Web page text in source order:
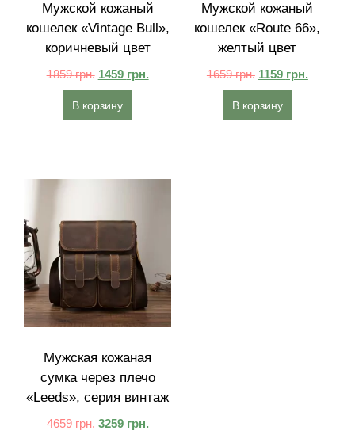
Мужской кожаный
кошелек «Vintage Bull»,
коричневый цвет
1859грн. 1459 грн.
В корзину
Мужской кожаный
кошелек «Route 66»,
желтый цвет
1659грн. 1159 грн.
В корзину
Мужская кожаная
сумка через плечо
«Leeds», серия винтаж
4659грн. 3259 грн.